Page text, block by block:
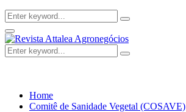
Search
for:
Search
Facebook
Twitter
Instagram
Linkedin
Youtube
Email
Primary
Menu
Search
for:
Search
Home
Comitê de Sanidade Vegetal (COSAVE)